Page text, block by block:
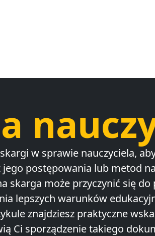
w sprawie nauczyciela,
postępowania lub metod
skarga może przyczynić się
lepszych warunków
znajdziesz praktyczne
Ci sporządzenie takiego